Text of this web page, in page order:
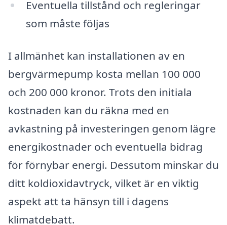
Eventuella tillstånd och regleringar
som måste följas
I allmänhet kan installationen av en
bergvärmepump kosta mellan 100 000
och 200 000 kronor. Trots den initiala
kostnaden kan du räkna med en
avkastning på investeringen genom lägre
energikostnader och eventuella bidrag
för förnybar energi. Dessutom minskar du
ditt koldioxidavtryck, vilket är en viktig
aspekt att ta hänsyn till i dagens
klimatdebatt.